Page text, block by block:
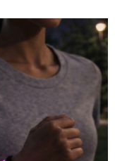
發現惡意使用之情形，
並採取法律行動。